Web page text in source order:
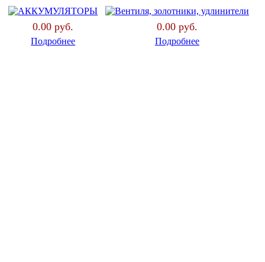
0.00 руб.
Подробнее
0.00 руб.
Подробнее